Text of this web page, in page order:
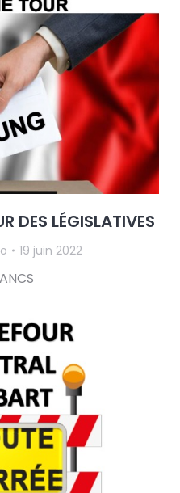
DES LÉGISLATIVES
19 juin 2022